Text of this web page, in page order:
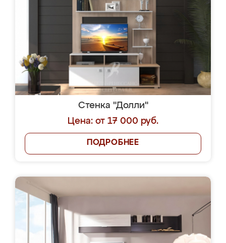
Стенка "Долли"
Цена: от 17 000 руб.
ПОДРОБНЕЕ